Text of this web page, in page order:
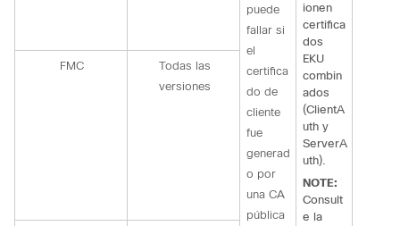
puede
fallar si
el
certifica
do de
cliente
fue
generad
o por
una CA
pública
ionen
certifica
dos
EKU
combin
ados
(ClientA
uth y
ServerA
uth).
NOTE:
Consult
e la
FMC
Todas las
versiones